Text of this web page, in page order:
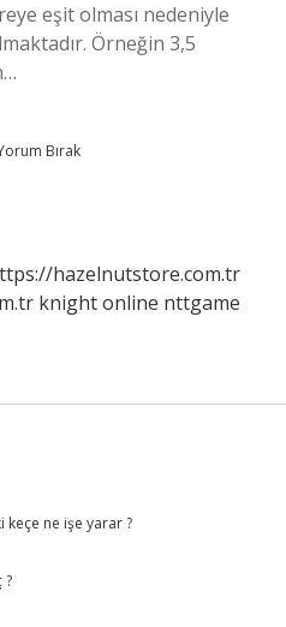
eşit olması nedeniyle
Örneğin 3,5
Bırak
hazelnutstore.com.tr
knight online nttgame
keçe ne işe yarar ?
?